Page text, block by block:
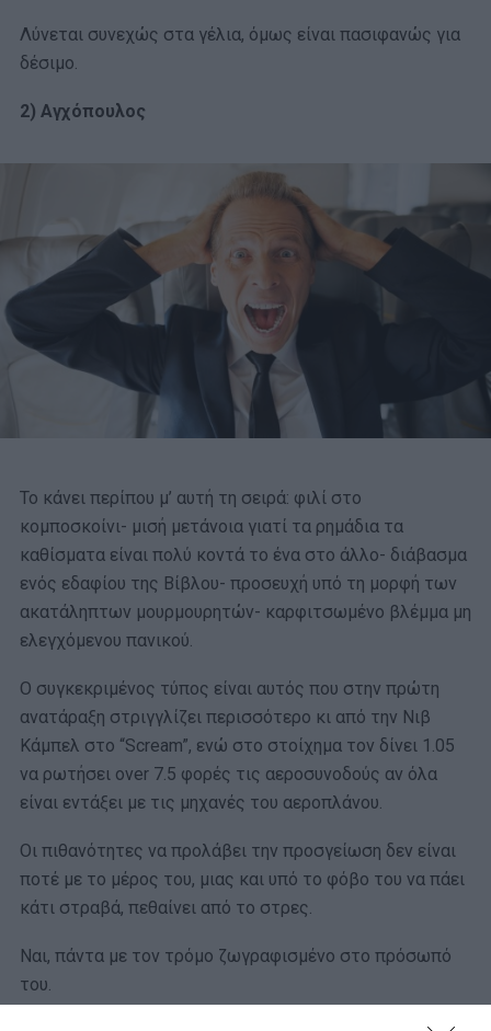
Λύνεται συνεχώς στα γέλια, όμως είναι πασιφανώς για
δέσιμο.
2) Αγχόπουλος
Το κάνει περίπου μ’ αυτή τη σειρά: φιλί στο
κομποσκοίνι- μισή μετάνοια γιατί τα ρημάδια τα
καθίσματα είναι πολύ κοντά το ένα στο άλλο- διάβασμα
ενός εδαφίου της Βίβλου- προσευχή υπό τη μορφή των
ακατάληπτων μουρμουρητών- καρφιτσωμένο βλέμμα μη
ελεγχόμενου πανικού.
Ο συγκεκριμένος τύπος είναι αυτός που στην πρώτη
ανατάραξη στριγγλίζει περισσότερο κι από την Νιβ
Κάμπελ στο “Scream”, ενώ στο στοίχημα τον δίνει 1.05
να ρωτήσει over 7.5 φορές τις αεροσυνοδούς αν όλα
είναι εντάξει με τις μηχανές του αεροπλάνου.
Οι πιθανότητες να προλάβει την προσγείωση δεν είναι
ποτέ με το μέρος του, μιας και υπό το φόβο του να πάει
κάτι στραβά, πεθαίνει από το στρες.
Ναι, πάντα με τον τρόμο ζωγραφισμένο στο πρόσωπό
του.